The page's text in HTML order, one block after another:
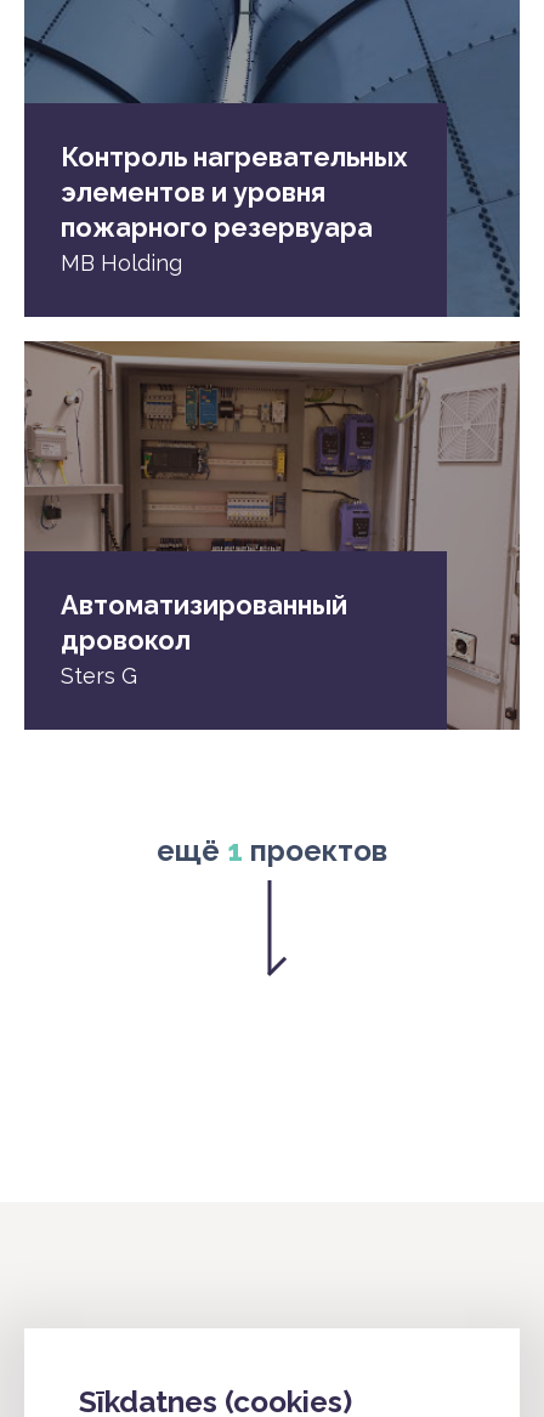
Контроль нагревательных
элементов и уровня
пожарного резервуара
MB Holding
Автоматизированный
дровокол
Sters G
ещё 1 проектов
Sīkdatnes (cookies)